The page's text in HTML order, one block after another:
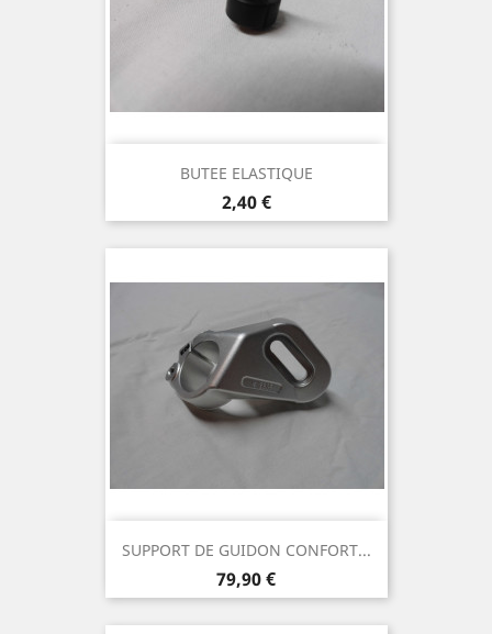
BUTEE ELASTIQUE
Prix
2,40 €
SUPPORT DE GUIDON CONFORT...
Prix
79,90 €